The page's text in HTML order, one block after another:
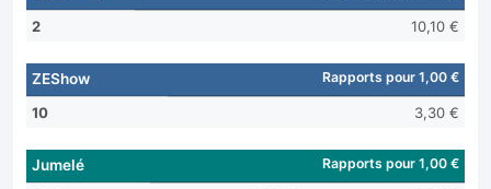
2 10,10 €
ZEShow Rapports pour 1,00 €
10 3,30 €
Jumelé Rapports pour 1,00 €